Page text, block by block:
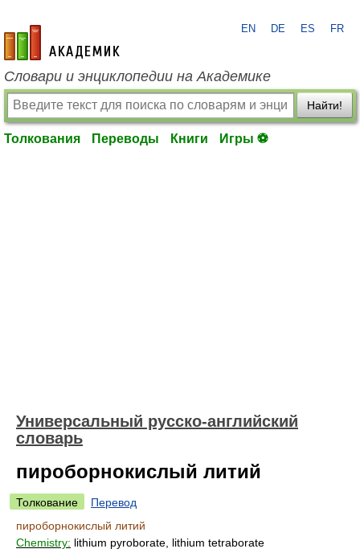
academic.ru
EN DE ES FR
Словари и энциклопедии на Академике
Найти!
Толкования Переводы Книги Игры ⚽
Универсальный русско-английский
словарь
пироборнокислый литий
Толкование
Перевод
пироборнокислый литий
Chemistry: lithium pyroborate, lithium tetraborate